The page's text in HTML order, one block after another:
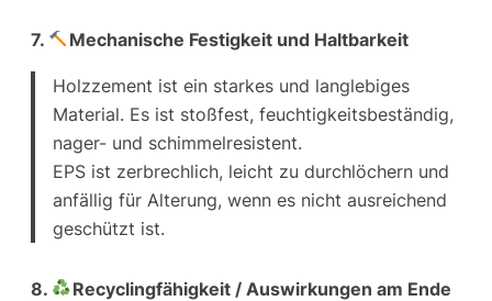
7. Mechanische Festigkeit und Haltbarkeit
Holzzement ist ein starkes und langlebiges
Material. Es ist stoßfest, feuchtigkeitsbeständig,
nager- und schimmelresistent.
EPS ist zerbrechlich, leicht zu durchlöchern und
anfällig für Alterung, wenn es nicht ausreichend
geschützt ist.
8.
Recyclingfähigkeit / Auswirkungen am Ende